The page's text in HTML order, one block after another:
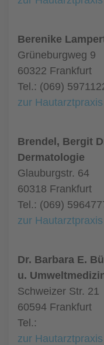
Berenike
Grüneburgweg 9
60322 Frankfurt
Tel.: (069)
zur Hautarztpraxis
Brendel, Bergit
Dermatologie
Glauburgstr. 64
60318 Frankfurt
Tel.: (069)
zur Hautarztpraxis
Dr. Barbara E.
u.
Schweizer Str. 21
60594 Frankfurt
Tel.:
zur Hautarztpraxis